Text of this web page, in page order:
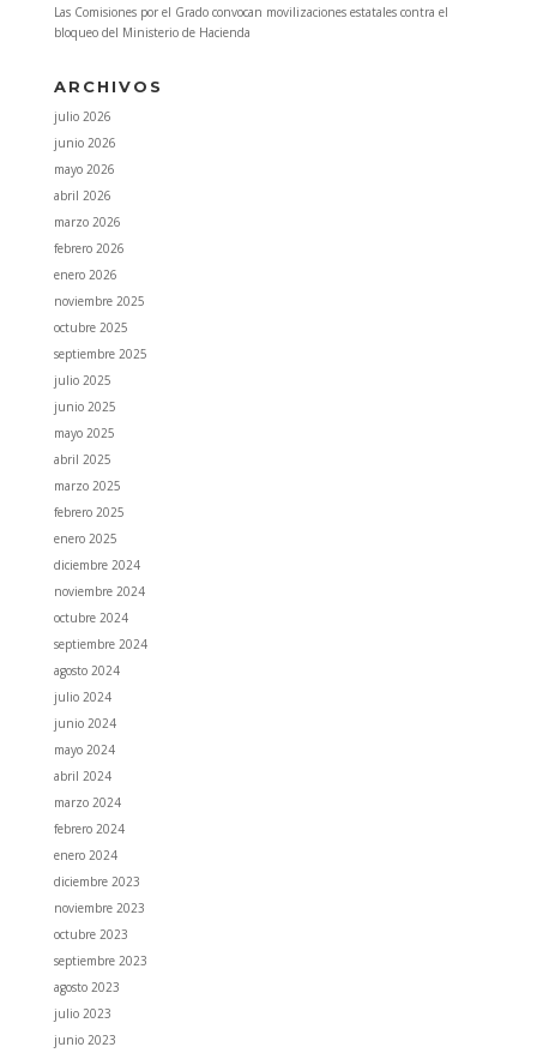
Las Comisiones por el Grado convocan movilizaciones estatales contra el
bloqueo del Ministerio de Hacienda
ARCHIVOS
julio 2026
junio 2026
mayo 2026
abril 2026
marzo 2026
febrero 2026
enero 2026
noviembre 2025
octubre 2025
septiembre 2025
julio 2025
junio 2025
mayo 2025
abril 2025
marzo 2025
febrero 2025
enero 2025
diciembre 2024
noviembre 2024
octubre 2024
septiembre 2024
agosto 2024
julio 2024
junio 2024
mayo 2024
abril 2024
marzo 2024
febrero 2024
enero 2024
diciembre 2023
noviembre 2023
octubre 2023
septiembre 2023
agosto 2023
julio 2023
junio 2023